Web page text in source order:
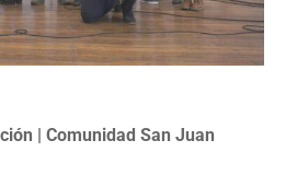
| Comunidad San Juan